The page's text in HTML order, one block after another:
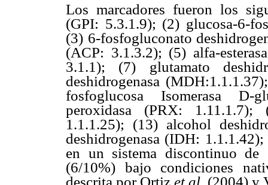
Los marcadores fueron los
(GPI: 5.3.1.9); (2) glucosa-6-
(3) 6-fosfogluconato
(ACP: 3.1.3.2); (5) alfa-
3.1.1); (7) glutamato
deshidrogenasa
fosfoglucosa Isomerasa D-
peroxidasa (PRX: 1.11.1.7);
1.1.1.25); (13) alcohol
deshidrogenasa (IDH:
en un sistema discontinuo de
(6/10%) bajo condiciones
descrita por Ortiz et al. (2004) y